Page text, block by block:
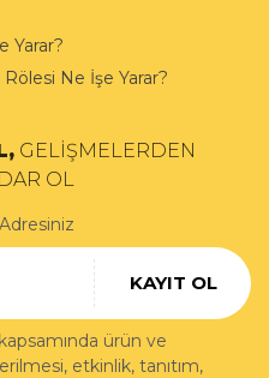
Yarar?
Ne İşe Yarar?
GELİŞMELERDEN
OL
KAYIT OL
kapsamında ürün ve
etkinlik, tanıtım,